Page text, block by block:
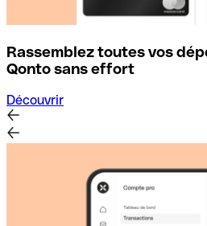
Rassemblez toutes vos
Qonto sans effort
Découvrir